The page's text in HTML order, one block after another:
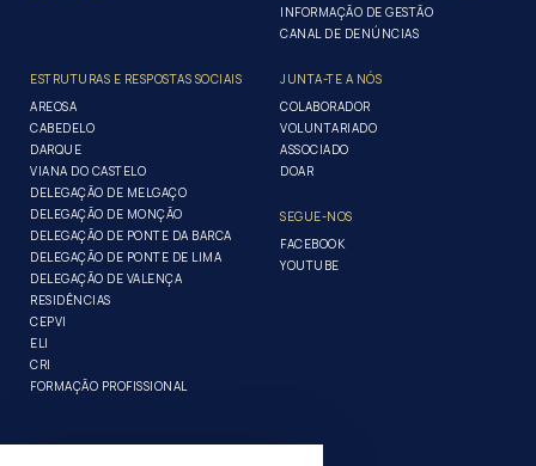
INFORMAÇÃO DE GESTÃO
CANAL DE DENÚNCIAS
ESTRUTURAS E RESPOSTAS SOCIAIS
AREOSA
CABEDELO
DARQUE
VIANA DO CASTELO
DELEGAÇÃO DE MELGAÇO
DELEGAÇÃO DE MONÇÃO
DELEGAÇÃO DE PONTE DA BARCA
DELEGAÇÃO DE PONTE DE LIMA
DELEGAÇÃO DE VALENÇA
RESIDÊNCIAS
CEPVI
ELI
CRI
FORMAÇÃO PROFISSIONAL
JUNTA-TE A NÓS
COLABORADOR
VOLUNTARIADO
ASSOCIADO
DOAR
SEGUE-NOS
FACEBOOK
YOUTUBE